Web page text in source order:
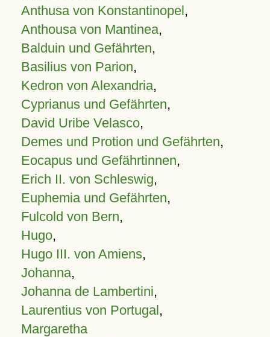
Anthusa von Konstantinopel,
Anthousa von Mantinea,
Balduin und Gefährten,
Basilius von Parion,
Kedron von Alexandria,
Cyprianus und Gefährten,
David Uribe Velasco,
Demes und Protion und Gefährten,
Eocapus und Gefährtinnen,
Erich II. von Schleswig,
Euphemia und Gefährten,
Fulcold von Bern,
Hugo,
Hugo III. von Amiens,
Johanna,
Johanna de Lambertini,
Laurentius von Portugal,
Margaretha